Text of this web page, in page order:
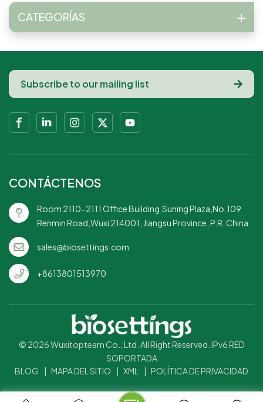
abedulDesechable,
Alimentos, Servicio de
CATEGORÍAS
CONTÁCTENOS
Room 2110-2111 Office Building,Suning Plaza,No.109
Renmin Road,Wuxi 214001, Jiangsu Province, P.R. China
sales@biosettings.com
+8613801513970
© 2026 Wuxitopteam Co., Ltd. All Right Reserved. IPv6 RED
SOPORTADA
BLOG
MAPA DEL SITIO XML POLÍTICA DE PRIVACIDAD